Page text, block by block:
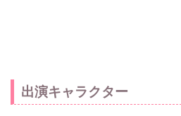
出演キャラクター